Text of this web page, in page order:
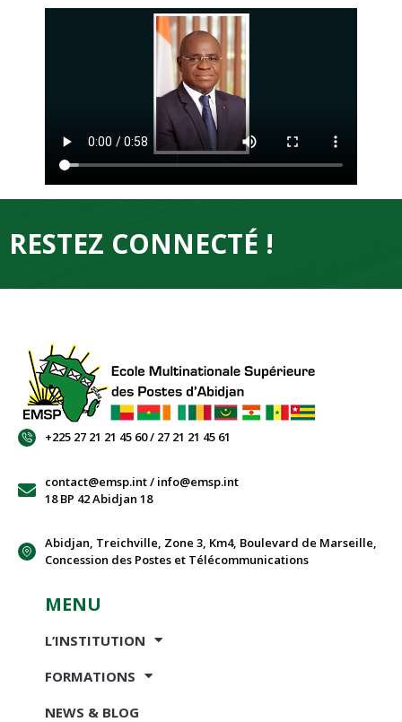
RESTEZ CONNECTÉ !
+225 27 21 21 45 60 / 27 21 21 45 61
contact@emsp.int / info@emsp.int
18 BP 42 Abidjan 18
Abidjan, Treichville, Zone 3, Km4, Boulevard de Marseille,
Concession des Postes et Télécommunications
MENU
L’INSTITUTION
FORMATIONS
NEWS & BLOG